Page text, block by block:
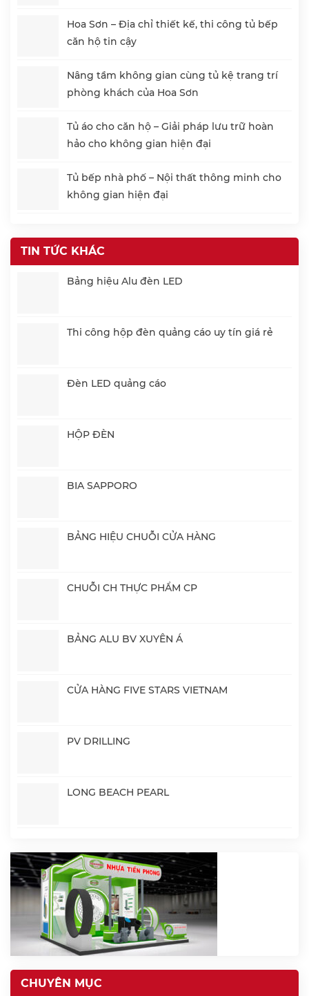
Hoa Sơn – Địa chỉ thiết kế, thi công tủ bếp
căn hộ tin cậy
Nâng tầm không gian cùng tủ kệ trang trí
phòng khách của Hoa Sơn
Tủ áo cho căn hộ – Giải pháp lưu trữ hoàn
hảo cho không gian hiện đại
Tủ bếp nhà phố – Nội thất thông minh cho
không gian hiện đại
TIN TỨC KHÁC
Bảng hiệu Alu đèn LED
Thi công hộp đèn quảng cáo uy tín giá rẻ
Đèn LED quảng cáo
HỘP ĐÈN
BIA SAPPORO
BẢNG HIỆU CHUỖI CỬA HÀNG
CHUỖI CH THỰC PHẨM CP
BẢNG ALU BV XUYÊN Á
CỬA HÀNG FIVE STARS VIETNAM
PV DRILLING
LONG BEACH PEARL
CHUYÊN MỤC